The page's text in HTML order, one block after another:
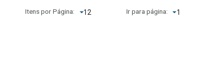
Itens por Página: Ir para página: